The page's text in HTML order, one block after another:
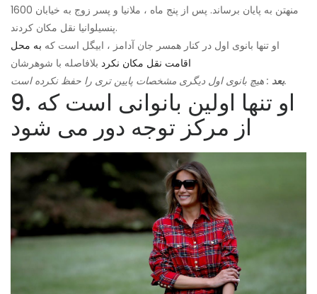
منهتن به پایان برساند. پس از پنج ماه ، ملانیا و پسر زوج به خیابان 1600
پنسیلوانیا نقل مکان کردند.
او تنها بانوی اول در کنار همسر جان آدامز ، ابیگل است که به محل
اقامت نقل مکان نکرد بلافاصله با شوهرشان
بعد: هیچ بانوی اول دیگری مشخصات پایین تری را حفظ نکرده است.
9. او تنها اولین بانوانی است که
از مرکز توجه دور می شود